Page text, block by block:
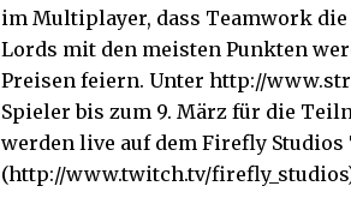
im Multiplayer, dass Teamwork
Lords mit den meisten Punkten
Preisen feiern. Unter http://
Spieler bis zum 9. März für die
werden live auf dem Firefly
(http://www.twitch.tv/